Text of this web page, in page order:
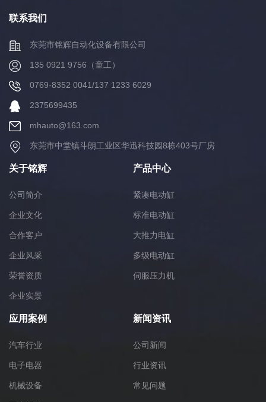
联系我们
东莞市铭辉自动化设备有限公司
135 0921 9756（童工）
0769-8352 0041/137 1233 6029
2375699435
mhauto@163.com
东莞市中堂镇斗朗工业区华迅科技园8栋403号厂房
关于铭辉
公司简介
企业文化
合作客户
企业风采
荣誉资质
企业实景
产品中心
紧凑电动缸
标准电动缸
大推力电缸
多级电动缸
伺服压力机
应用案例
汽车行业
电子电器
机械设备
新闻资讯
公司新闻
行业资讯
常见问题